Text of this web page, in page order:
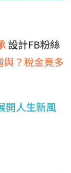
設計FB粉絲
？稅金竟多
開人生新風